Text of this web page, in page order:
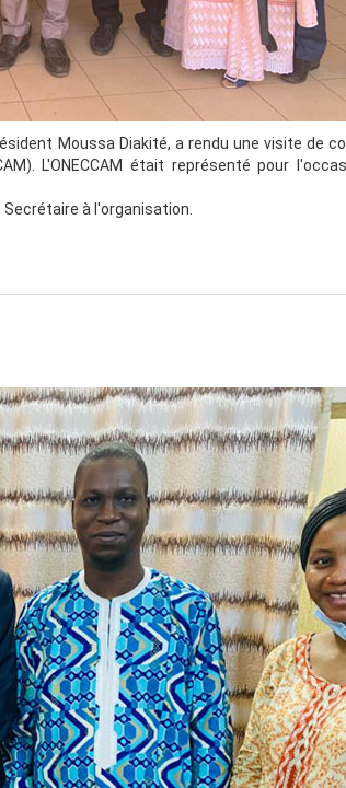
Moussa Diakité, a rendu une visite de
L'ONECCAM était représenté pour
à l'organisation.